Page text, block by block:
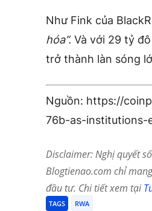
Như Fink của
hóa”. Và với 29 tỷ
trở thành làn sóng
Nguồn: https://
76b-as-institutions-
Disclaimer: Nghị quyết
Blogtienao.com chỉ
đầu tư. Chi tiết xem tại
TAGS RWA